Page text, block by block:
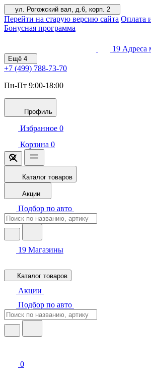
ул. Рогожский вал, д.6, корп. 2
Перейти на старую версию сайта Оплата
Бонусная программа
19 Адреса
Ещё 4
+7 (499) 788-73-70
Пн-Пт 9:00-18:00
Профиль
Избранное 0
Корзина 0
Каталог товаров
Акции
Подбор по авто
19 Магазины
Каталог товаров
Акции
Подбор по авто
0